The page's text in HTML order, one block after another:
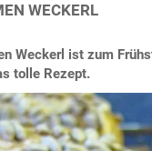
WECKERL
Weckerl ist zum
tolle Rezept.